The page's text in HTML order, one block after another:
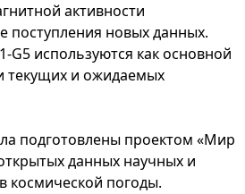
активности
поступления новых данных.
G5 используются как основной
текущих и ожидаемых
подготовлены проектом «Мир
данных научных и
космической погоды.